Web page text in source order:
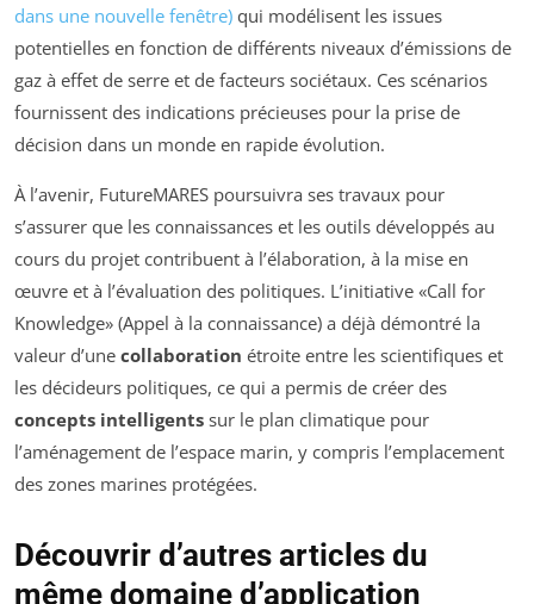
dans une nouvelle fenêtre) qui modélisent les issues
potentielles en fonction de différents niveaux d’émissions de
gaz à effet de serre et de facteurs sociétaux. Ces scénarios
fournissent des indications précieuses pour la prise de
décision dans un monde en rapide évolution.
À l’avenir, FutureMARES poursuivra ses travaux pour
s’assurer que les connaissances et les outils développés au
cours du projet contribuent à l’élaboration, à la mise en
œuvre et à l’évaluation des politiques. L’initiative «Call for
Knowledge» (Appel à la connaissance) a déjà démontré la
valeur d’une collaboration étroite entre les scientifiques et
les décideurs politiques, ce qui a permis de créer des
concepts intelligents sur le plan climatique pour
l’aménagement de l’espace marin, y compris l’emplacement
des zones marines protégées.
Découvrir d’autres articles du
même domaine d’application